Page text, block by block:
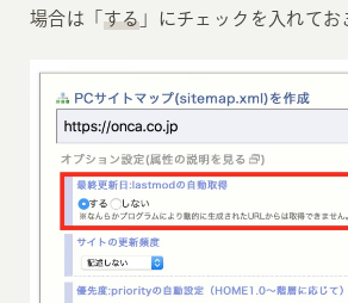
場合は「 する 」にチェックを入れてお